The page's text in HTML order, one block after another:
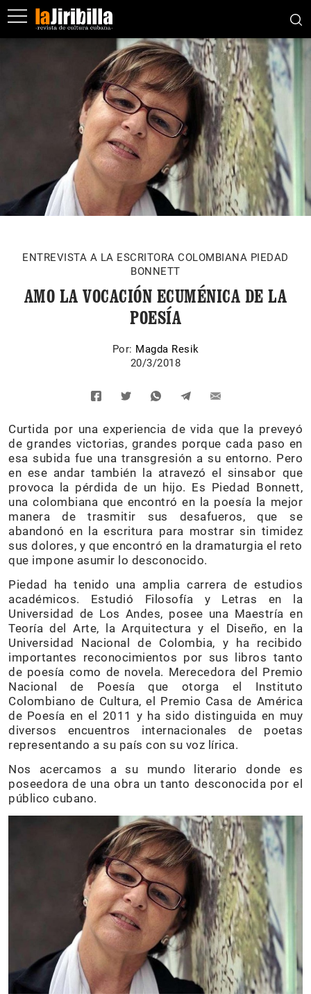
ENTREVISTA A LA ESCRITORA COLOMBIANA PIEDAD
BONNETT
AMO LA VOCACIÓN ECUMÉNICA DE LA
POESÍA
Por: Magda Resik
20/3/2018
Curtida por una experiencia de vida que la preveyó
de grandes victorias, grandes porque cada paso en
esa subida fue una transgresión a su entorno. Pero
en ese andar también la atravezó el sinsabor que
provoca la pérdida de un hijo. Es Piedad Bonnett,
una colombiana que encontró en la poesía la mejor
manera de trasmitir sus desafueros, que se
abandonó en la escritura para mostrar sin timidez
sus dolores, y que encontró en la dramaturgia el reto
que impone asumir lo desconocido.
Piedad ha tenido una amplia carrera de estudios
académicos. Estudió Filosofía y Letras en la
Universidad de Los Andes, posee una Maestría en
Teoría del Arte, la Arquitectura y el Diseño, en la
Universidad Nacional de Colombia, y ha recibido
importantes reconocimientos por sus libros tanto
de poesía como de novela. Merecedora del Premio
Nacional de Poesía que otorga el Instituto
Colombiano de Cultura, el Premio Casa de América
de Poesía en el 2011 y ha sido distinguida en muy
diversos encuentros internacionales de poetas
representando a su país con su voz lírica.
Nos acercamos a su mundo literario donde es
poseedora de una obra un tanto desconocida por el
público cubano.